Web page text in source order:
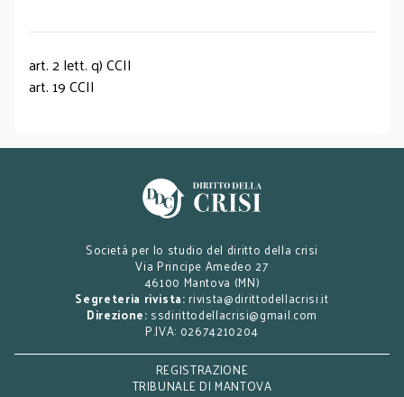
art. 2 lett. q) CCII
art. 19 CCII
Società per lo studio del diritto della crisi
Via Principe Amedeo 27
46100 Mantova (MN)
Segreteria rivista: rivista@dirittodellacrisi.it
Direzione: ssdirittodellacrisi@gmail.com
P.IVA: 02674210204
REGISTRAZIONE
TRIBUNALE DI MANTOVA